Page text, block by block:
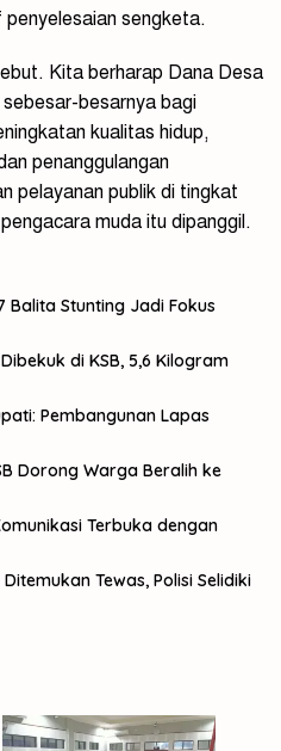
sengketa.
Kita berharap Dana Desa
besarnya bagi
kualitas hidup,
penanggulangan
pelayanan publik di tingkat
muda itu dipanggil.
Balita Stunting Jadi Fokus
di KSB, 5,6 Kilogram
Pembangunan Lapas
Dorong Warga Beralih ke
Terbuka dengan
Tewas, Polisi Selidiki